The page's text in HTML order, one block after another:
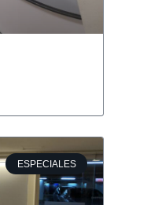
ESPECIALES